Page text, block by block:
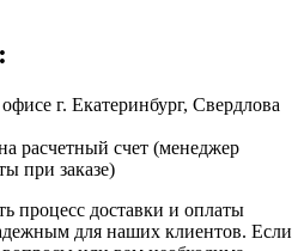
г. Екатеринбург, Свердлова
расчетный счет (менеджер
при заказе)
процесс доставки и оплаты
для наших клиентов. Если